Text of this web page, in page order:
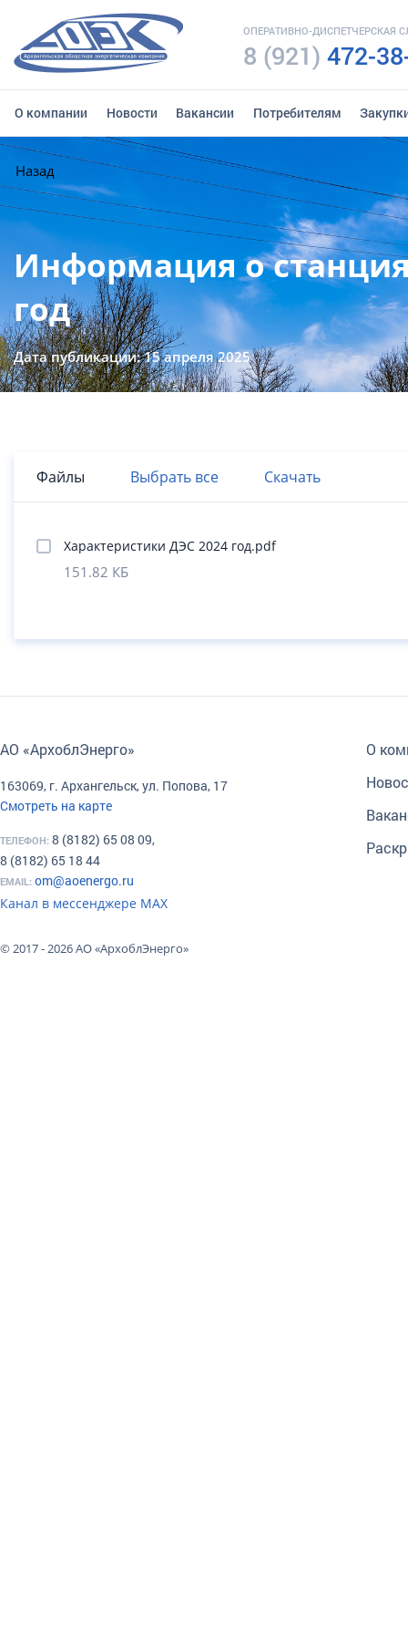
ОПЕРАТИВНО-ДИСПЕТЧЕРСКАЯ
8 (921) 472-
О компании Новости Вакансии Потребителям
Назад
Информация о
год
Дата публикации: 15 апреля 2025
Файлы Выбрать все Скачать
Характеристики ДЭС 2024 год.pdf
151.82 КБ
АО «АрхоблЭнерго»
163069, г. Архангельск, ул. Попова, 17
Смотреть на карте
ТЕЛЕФОН: 8 (8182) 65 08 09,
8 (8182) 65 18 44
EMAIL: om@aoenergo.ru
О
© 2017 - 2026 АО «АрхоблЭнерго»
Канал в мессенджере МАХ